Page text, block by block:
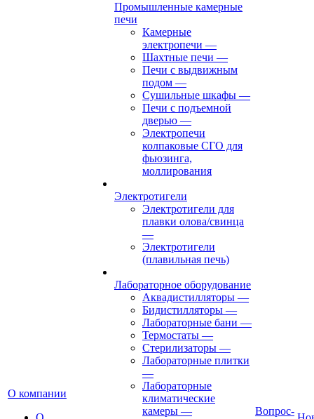
О компании
Промышленные камерные
печи
Камерные
электропечи —
Шахтные печи —
Печи с выдвижным
подом —
Сушильные шкафы —
Печи с подъемной
дверью —
Электропечи
колпаковые СГО для
фьюзинга,
моллирования
Электротигели
Электротигели для
плавки олова/свинца
—
Электротигели
(плавильная печь)
Лабораторное оборудование
Аквадистилляторы —
Бидистилляторы —
Лабораторные бани —
Термостаты —
Стерилизаторы —
Лабораторные плитки
—
Лабораторные
климатические
камеры —
Вопрос-